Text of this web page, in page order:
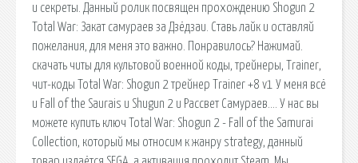
и секреты. Данный ролик посвящен прохождению Shogun 2
Total War: Закат самураев за Дзёдзаи. Ставь лайк и оставляй
пожелания, для меня это важно. Понравилось? Нажимай.
скачать читы для культовой военной коды, трейнеры, Trainer,
чит-коды Total War: Shogun 2 трейнер Trainer +8 v1 У меня всё
и Fall of the Saurais и Shugun 2 и Рассвет Самураев…. У нас вы
можете купить ключ Total War: Shogun 2 - Fall of the Samurai
Collection, который мы относим к жанру strategy, данный